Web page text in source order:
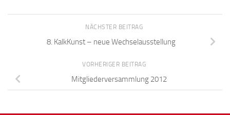
NÄCHSTER BEITRAG
8. KalkKunst – neue Wechselausstellung
VORHERIGER BEITRAG
Mitgliederversammlung 2012